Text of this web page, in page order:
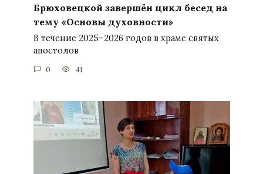
Брюховецкой завершён цикл бесед на
тему «Основы духовности»
В течение 2025–2026 годов в храме святых
апостолов
0 41